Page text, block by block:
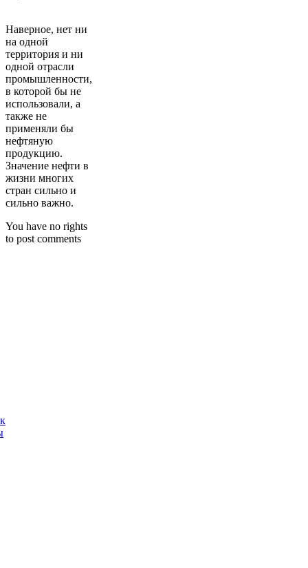
Наверное, нет ни
на одной
территория и ни
одной отрасли
промышленности,
в которой бы не
использовали, а
также не
применяли бы
нефтяную
продукцию.
Значение нефти в
жизни многих
стран сильно и
сильно важно.
You have no rights
to post comments